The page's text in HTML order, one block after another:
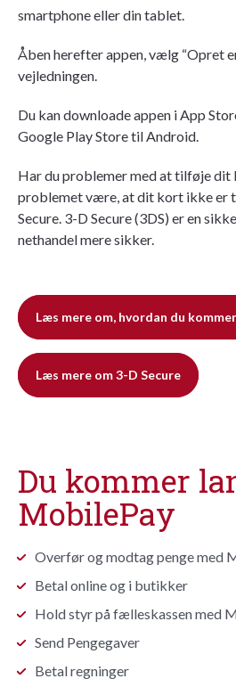
smartphone eller din tablet.
Åben herefter appen, vælg “Opret
vejledningen.
Du kan downloade appen i App
Google Play Store til Android.
Har du problemer med at tilføje dit
problemet være, at dit kort ikke er
Secure. 3-D Secure (3DS) er en
nethandel mere sikker.​
Læs mere om, hvordan du
Læs mere om 3-D Secure
Du kommer
MobilePay
Overfør og modtag penge med
Betal online og i butikker
Hold styr på fælleskassen med
Send Pengegaver
Betal regninger